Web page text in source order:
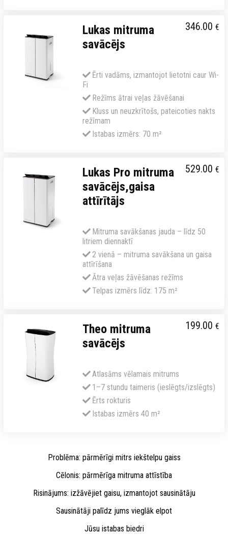
346.00€
Lukas mitruma
savācējs
Ērti vadāms, izmantojot lietotni caur Wi-
Fi
Režīms ātrai veļas žāvēšanai
Kluss un neuzkrītošs, pateicoties nakts
režīmam
Istabas izmērs: 70 m²
529.00€
Lukas Pro mitruma
savācējs,gaisa
attīrītājs
Mitruma savākšanas jauda – līdz 50
litriem diennaktī
2 vienā – mitruma savākšana un gaisa
attīrīšana
Ātra veļas žāvēšanas režīms
Telpas izmērs līdz: 175 m²
199.00€
Theo mitruma
savācējs
Atlasāms vēlamais mitrums
1–7 stundu taimeris (ieslēgts/izslēgts)
Ērts rokturis
Istabas izmērs 40 m²
Problēma: pārmērīgi mitrs iekštelpu gaiss
Cēlonis: pārmērīga mitruma attīstība
Risinājums: izžāvējiet gaisu, izmantojot sausinātāju
Sausinātāji palīdz jums vieglāk elpot
Jūsu istabas biedri